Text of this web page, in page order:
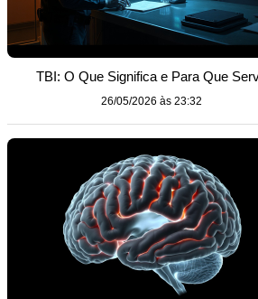
TBI: O Que Significa e Para Que
26/05/2026 às 23:32